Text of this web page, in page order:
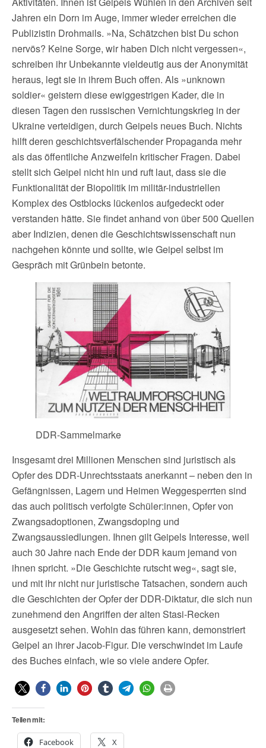
Jahren ein Dorn im Auge, immer wieder erreichen die
Publizistin Drohmails. »Na, Schätzchen bist Du schon
nervös? Keine Sorge, wir haben Dich nicht vergessen«,
schreiben ihr Unbekannte vieldeutig aus der Anonymität
heraus, legt sie in ihrem Buch offen. Als »unknown
soldier« geistern diese ewiggestrigen Kader, die in
diesen Tagen den russischen Vernichtungskrieg in der
Ukraine verteidigen, durch Geipels neues Buch. Nichts
hilft deren geschichtsverfälschender Propaganda mehr
als das öffentliche Anzweifeln kritischer Fragen. Dabei
stellt sich Geipel nicht hin und ruft laut, dass sie die
Funktionalität der Biopolitik im militär-industriellen
Komplex des Ostblocks lückenlos aufgedeckt oder
verstanden hätte. Sie findet anhand von über 500 Quellen
aber Indizien, denen die Geschichtswissenschaft nun
nachgehen könnte und sollte, wie Geipel selbst im
Gespräch mit Grünbein betonte.
DDR-Sammelmarke
Insgesamt drei Millionen Menschen sind juristisch als
Opfer des DDR-Unrechtsstaats anerkannt – neben den in
Gefängnissen, Lagern und Heimen Weggesperrten sind
das auch politisch verfolgte Schüler:innen, Opfer von
Zwangsadoptionen, Zwangsdoping und
Zwangsaussiedlungen. Ihnen gilt Geipels Interesse, weil
auch 30 Jahre nach Ende der DDR kaum jemand von
ihnen spricht. »Die Geschichte rutscht weg«, sagt sie,
und mit ihr nicht nur juristische Tatsachen, sondern auch
die Geschichten der Opfer der DDR-Diktatur, die sich nun
zunehmend den Angriffen der alten Stasi-Recken
ausgesetzt sehen. Wohin das führen kann, demonstriert
Geipel an ihrer Jacob-Figur. Die verschwindet im Laufe
des Buches einfach, wie so viele andere Opfer.
Teilen mit:
Facebook X